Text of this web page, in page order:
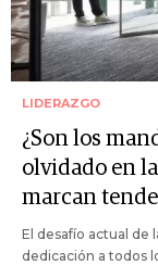
LIDERAZGO
¿Son los
olvidado en
marcan
El desafío actual de
dedicación a todos